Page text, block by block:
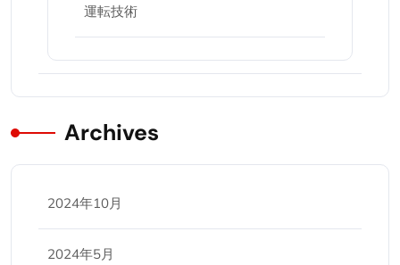
運転技術
Archives
2024年10月
2024年5月